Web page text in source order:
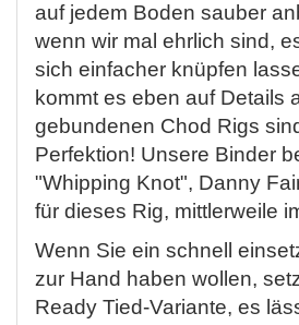
auf jedem Boden sauber
wenn wir mal ehrlich sind,
sich einfacher knüpfen
kommt es eben auf Details
gebundenen Chod Rigs
Perfektion! Unsere Binder
"Whipping Knot", Danny
für dieses Rig, mittlerweile
Wenn Sie ein schnell
zur Hand haben wollen,
Ready Tied-Variante, es